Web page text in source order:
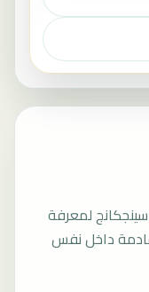
لمعرفة
داخل نفس